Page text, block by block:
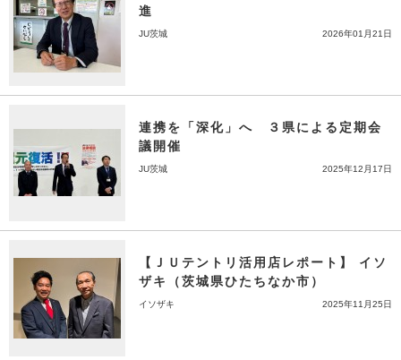
進
JU茨城 2026年01月21日
連携を「深化」へ ３県による定期会
議開催
JU茨城 2025年12月17日
【ＪＵテントリ活用店レポート】 イソ
ザキ（茨城県ひたちなか市）
イソザキ 2025年11月25日